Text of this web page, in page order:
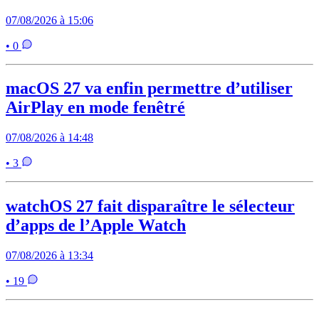
07/08/2026 à 15:06
• 0
macOS 27 va enfin permettre d’utiliser
AirPlay en mode fenêtré
07/08/2026 à 14:48
• 3
watchOS 27 fait disparaître le sélecteur
d’apps de l’Apple Watch
07/08/2026 à 13:34
• 19